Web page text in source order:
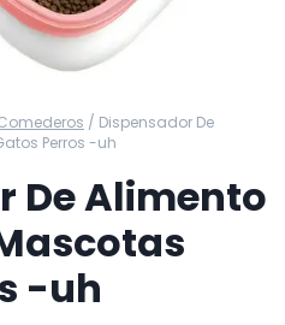
/ Dispensador De
Perros -uh
De Alimento
-uh